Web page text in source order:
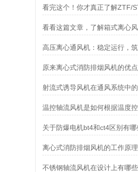
不锈钢轴流风机在设计上有哪